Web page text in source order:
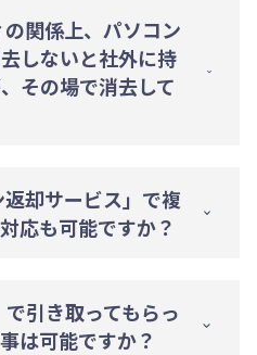
関係上、パソコン
しないと社外に持
その場で消去して
却サービス」で複
応も可能ですか？
引き取ってもらっ
は可能ですか？